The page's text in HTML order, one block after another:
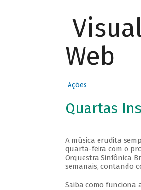
Web
Ações
Quartas
A música erudita
quarta-feira com o
Orquestra Sinfônica
semanais, contando
Saiba como funciona